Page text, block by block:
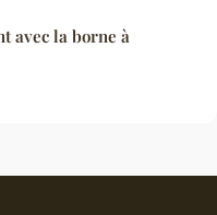
avec la borne à